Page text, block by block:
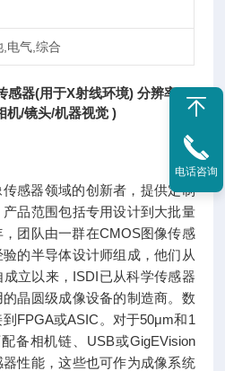
,电气,综合
器(用于X射线环境) 分辨率10
机/镜头/机器视觉 )
感器领域的创新者，提供定制
品范围包括专用设计到大批量
团队由一群在CMOS图像传感
的半导体设计师组成，他们从
立以来，ISDI已从科学传感器
晶圆级成像设备的制造商。数
FPGA或ASIC。对于50μm和1
备相机链、USB或GigEVision
性能，这些也可作为成像系统
电话咨询